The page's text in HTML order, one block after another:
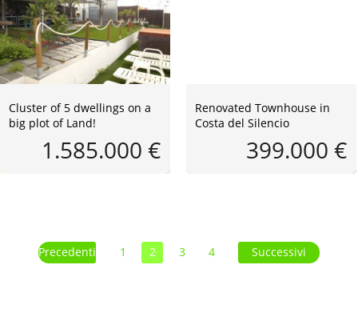
Cluster of 5 dwellings on a
big plot of Land!
1.585.000 €
Renovated Townhouse in
Costa del Silencio
399.000 €
Precedenti 1 2 3 4 Successivi